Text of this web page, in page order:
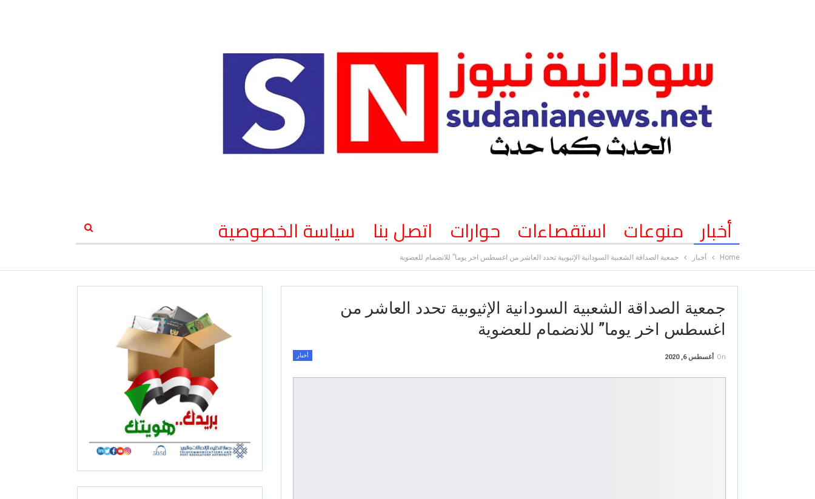
أخبار منوعات استقصاءات حوارات اتصل بنا سياسة الخصوصية
Home أخبار جمعية الصداقة الشعبية السودانية الإثيوبية تحدد العاشر من اغسطس اخر يوما” للانضمام للعضوية
جمعية الصداقة الشعبية السودانية الإثيوبية تحدد العاشر من
اغسطس اخر يوما” للانضمام للعضوية
أخبار On أغسطس 6, 2020